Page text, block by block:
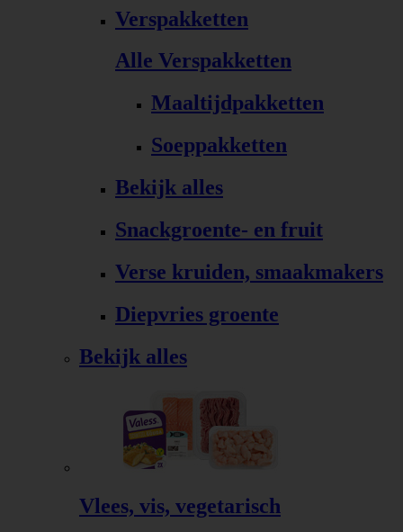
Verspakketten
Alle Verspakketten
Maaltijdpakketten
Soeppakketten
Bekijk alles
Snackgroente- en fruit
Verse kruiden, smaakmakers
Diepvries groente
Bekijk alles
Vlees, vis, vegetarisch